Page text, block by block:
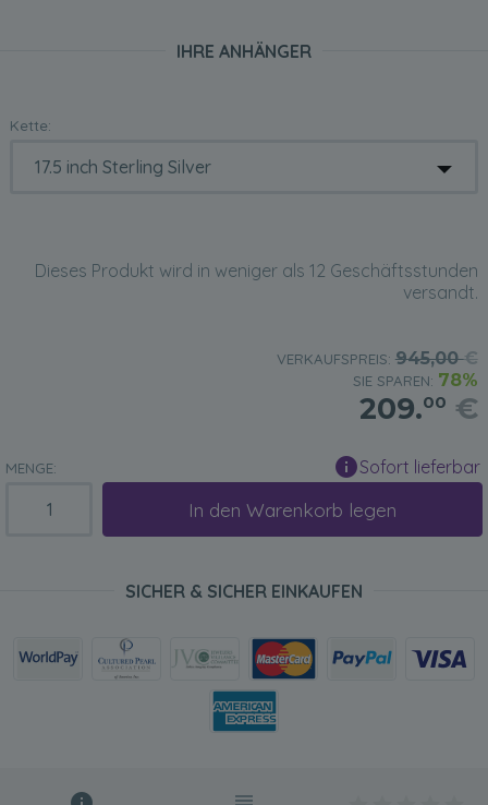
IHRE ANHÄNGER
Kette:
Dieses Produkt wird in weniger als 12 Geschäftsstunden
versandt.
VERKAUFSPREIS: 945,00€
SIE SPAREN: 78%
209.00 €
MENGE: Sofort lieferbar
In den Warenkorb legen
SICHER & SICHER EINKAUFEN